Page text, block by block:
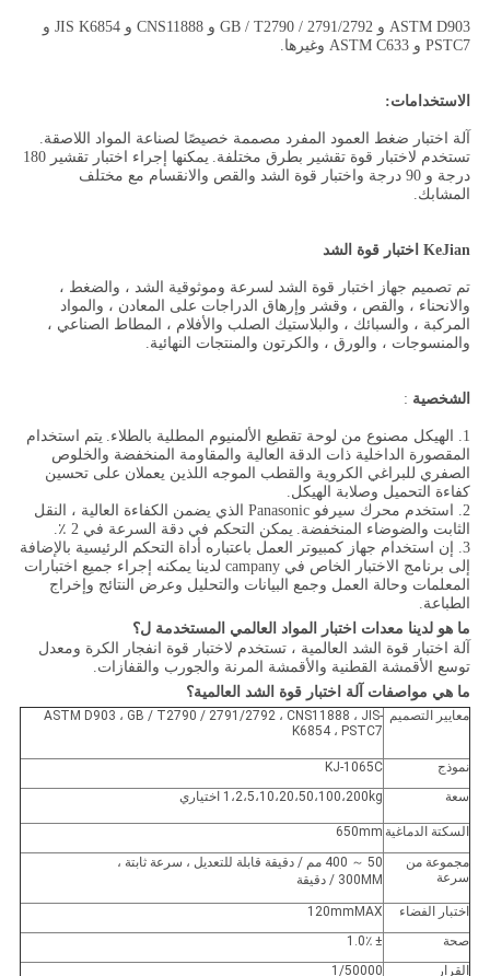
ASTM D903 و GB / T2790 / 2791/2792 و CNS11888 و JIS K6854 و
PSTC7 و ASTM C633 وغيرها.
الاستخدامات:
آلة اختبار ضغط العمود المفرد مصممة خصيصًا لصناعة المواد اللاصقة.
تستخدم لاختبار قوة تقشير بطرق مختلفة.
يمكنها إجراء اختبار تقشير 180
درجة و 90 درجة واختبار قوة الشد والقص والانقسام مع مختلف
المشابك.
KeJian اختبار قوة الشد
تم تصميم جهاز اختبار قوة الشد لسرعة وموثوقية الشد ، والضغط ،
والانحناء ، والقص ، وقشر وإرهاق الدراجات على المعادن ، والمواد
المركبة ، والسبائك ، والبلاستيك الصلب والأفلام ، المطاط الصناعي ،
والمنسوجات ، والورق ، والكرتون والمنتجات النهائية.
الشخصية :
1. الهيكل مصنوع من لوحة تقطيع الألمنيوم المطلية بالطلاء.
يتم استخدام
المقصورة الداخلية ذات الدقة العالية والمقاومة المنخفضة والخلوص
الصفري للبراغي الكروية والقطب الموجه اللذين يعملان على تحسين
كفاءة التحميل وصلابة الهيكل.
2. استخدم محرك سيرفو Panasonic الذي يضمن الكفاءة العالية ، النقل
الثابت والضوضاء المنخفضة. يمكن التحكم في دقة السرعة في 2 ٪.
3. إن استخدام جهاز كمبيوتر العمل باعتباره أداة التحكم الرئيسية بالإضافة
إلى برنامج الاختبار الخاص في campany لدينا يمكنه إجراء جميع اختبارات
المعلمات وحالة العمل وجمع البيانات والتحليل وعرض النتائج وإخراج
الطباعة.
ما هو لدينا معدات اختبار المواد العالمي المستخدمة ل؟
آلة اختبار قوة الشد العالمية ، تستخدم لاختبار قوة انفجار الكرة ومعدل
توسع الأقمشة القطنية والأقمشة المرنة والجورب والقفازات.
ما هي مواصفات آلة اختبار قوة الشد العالمية؟
معايير التصميم ASTM D903 ، GB / T2790 / 2791/2792 ، CNS11888 ، JIS-
K6854 ، PSTC7
نموذج
KJ-1065C
سعة
1،2،5،10،20،50،100،200kg اختياري
السكتة الدماغية 650mm
مجموعة من
سرعة
50 ～ 400 مم / دقيقة قابلة للتعديل ، سرعة ثابتة ،
300MM / دقيقة
اختبار الفضاء
120mmMAX
صحة
± 1.0٪
القرار
1/50000